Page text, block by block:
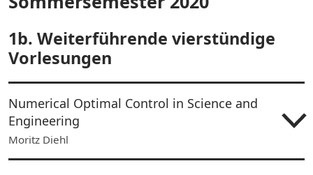
1b. Weiterführende vierstündige
Vorlesungen
Numerical Optimal Control in Science and
Engineering
Moritz Diehl